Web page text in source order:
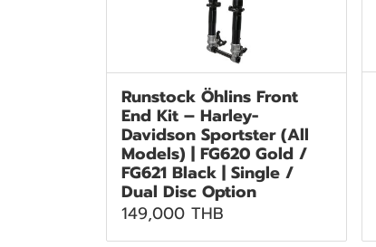
Runstock Öhlins Front
End Kit – Harley-
Davidson Sportster (All
Models) | FG620 Gold /
FG621 Black | Single /
Dual Disc Option
149,000 THB